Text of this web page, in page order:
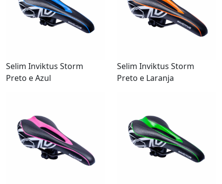
Selim Inviktus Storm
Preto e Azul
Selim Inviktus Storm
Preto e Laranja